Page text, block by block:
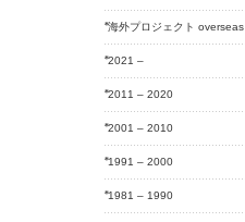
海外プロジェクト overseas
2021 –
2011 – 2020
2001 – 2010
1991 – 2000
1981 – 1990